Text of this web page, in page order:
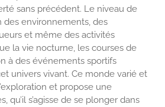
sans précédent. Le niveau de
des environnements, des
et même des activités
la vie nocturne, les courses de
à des événements sportifs
univers vivant. Ce monde varié et
et propose une
qu’il s’agisse de se plonger dans